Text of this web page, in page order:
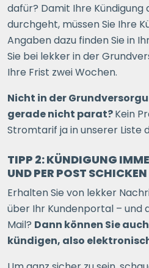
dafür? Damit Ihre
durchgeht, müssen Sie Ihre
Angaben dazu finden Sie in
Sie bei lekker in der
Ihre Frist zwei Wochen.
Nicht in der
gerade nicht parat?Kein
Stromtarif ja in unserer Liste
TIPP 2: KÜNDIGUNG
UND PER POST SCHICKEN
Erhalten Sie von lekker
über Ihr Kundenportal – und
Mail? Dann können Sie
kündigen, also